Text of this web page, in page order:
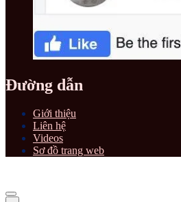
Đường dẫn
Giới thiệu
Liên hệ
Videos
Sơ đồ trang web